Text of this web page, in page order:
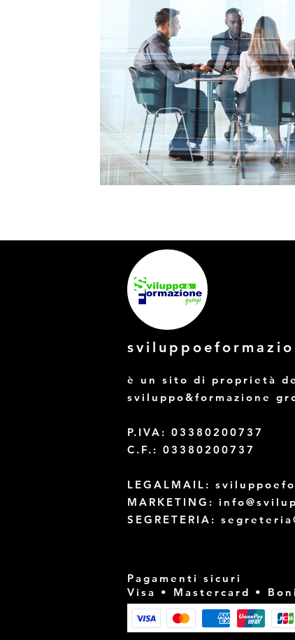
è un sito di proprietà
sviluppo&formazione
P.IVA: 03380200737
C.F.: 03380200737
LEGALMAIL:
MARKETING:
SEGRETERIA:
Pagamenti sicuri
Visa • Mastercard •